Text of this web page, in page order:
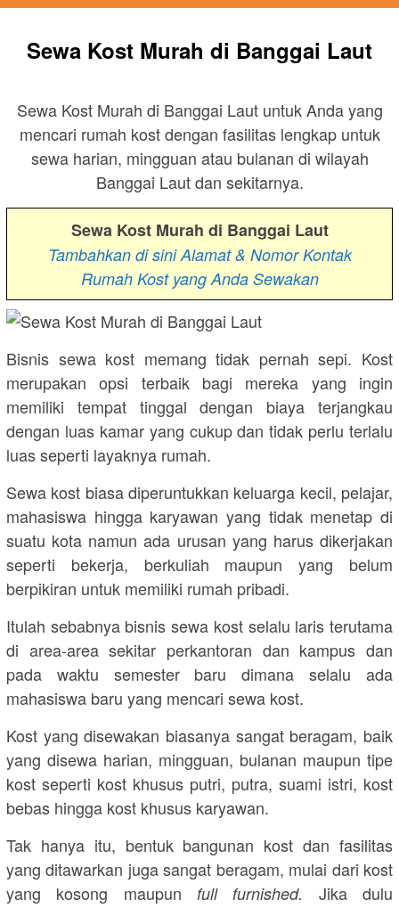
Sewa Kost Murah di Banggai Laut
Sewa Kost Murah di Banggai Laut untuk Anda yang
mencari rumah kost dengan fasilitas lengkap untuk
sewa harian, mingguan atau bulanan di wilayah
Banggai Laut dan sekitarnya.
Sewa Kost Murah di Banggai Laut
Tambahkan di sini Alamat & Nomor Kontak
Rumah Kost yang Anda Sewakan
Bisnis sewa kost memang tidak pernah sepi. Kost
merupakan opsi terbaik bagi mereka yang ingin
memiliki tempat tinggal dengan biaya terjangkau
dengan luas kamar yang cukup dan tidak perlu terlalu
luas seperti layaknya rumah.
Sewa kost biasa diperuntukkan keluarga kecil, pelajar,
mahasiswa hingga karyawan yang tidak menetap di
suatu kota namun ada urusan yang harus dikerjakan
seperti bekerja, berkuliah maupun yang belum
berpikiran untuk memiliki rumah pribadi.
Itulah sebabnya bisnis sewa kost selalu laris terutama
di area-area sekitar perkantoran dan kampus dan
pada waktu semester baru dimana selalu ada
mahasiswa baru yang mencari sewa kost.
Kost yang disewakan biasanya sangat beragam, baik
yang disewa harian, mingguan, bulanan maupun tipe
kost seperti kost khusus putri, putra, suami istri, kost
bebas hingga kost khusus karyawan.
Tak hanya itu, bentuk bangunan kost dan fasilitas
yang ditawarkan juga sangat beragam, mulai dari kost
yang kosong maupun full furnished. Jika dulu